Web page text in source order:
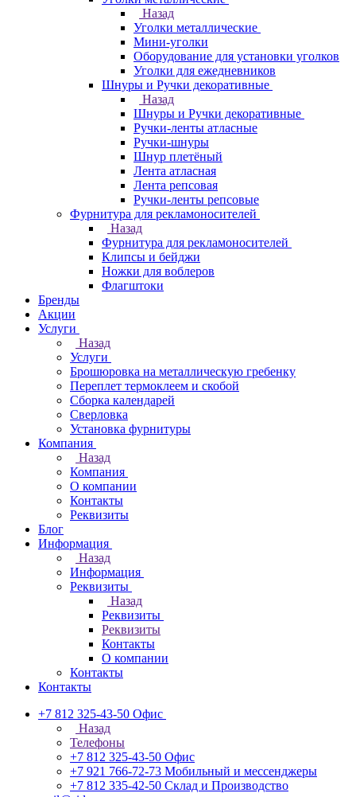
Назад
Уголки металлические
Мини-уголки
Оборудование для установки уголков
Уголки для ежедневников
Шнуры и Ручки декоративные
Назад
Шнуры и Ручки декоративные
Ручки-ленты атласные
Ручки-шнуры
Шнур плетёный
Лента атласная
Лента репсовая
Ручки-ленты репсовые
Фурнитура для рекламоносителей
Назад
Фурнитура для рекламоносителей
Клипсы и бeйджи
Ножки для воблеров
Флагштоки
Бренды
Акции
Услуги
Назад
Услуги
Брошюровка на металлическую гребенку
Переплет термоклеем и скобой
Сборка календарей
Сверловка
Установка фурнитуры
Компания
Назад
Компания
О компании
Контакты
Реквизиты
Блог
Информация
Назад
Информация
Реквизиты
Назад
Реквизиты
Реквизиты
Контакты
О компании
Контакты
Контакты
+7 812 325-43-50 Офис
Назад
Телефоны
+7 812 325-43-50 Офис
+7 921 766-72-73 Мобильный и мессенджеры
+7 812 335-42-50 Склад и Производство